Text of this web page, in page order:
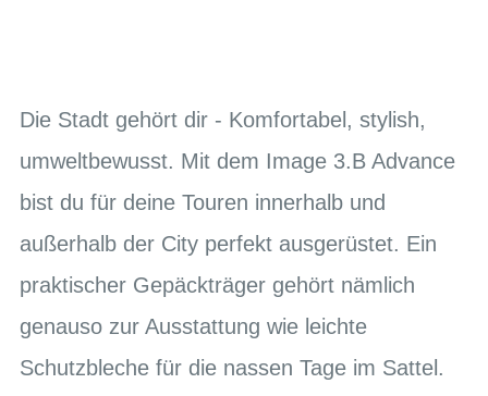
Die Stadt gehört dir - Komfortabel, stylish,
umweltbewusst. Mit dem Image 3.B Advance
bist du für deine Touren innerhalb und
außerhalb der City perfekt ausgerüstet. Ein
praktischer Gepäckträger gehört nämlich
genauso zur Ausstattung wie leichte
Schutzbleche für die nassen Tage im Sattel.